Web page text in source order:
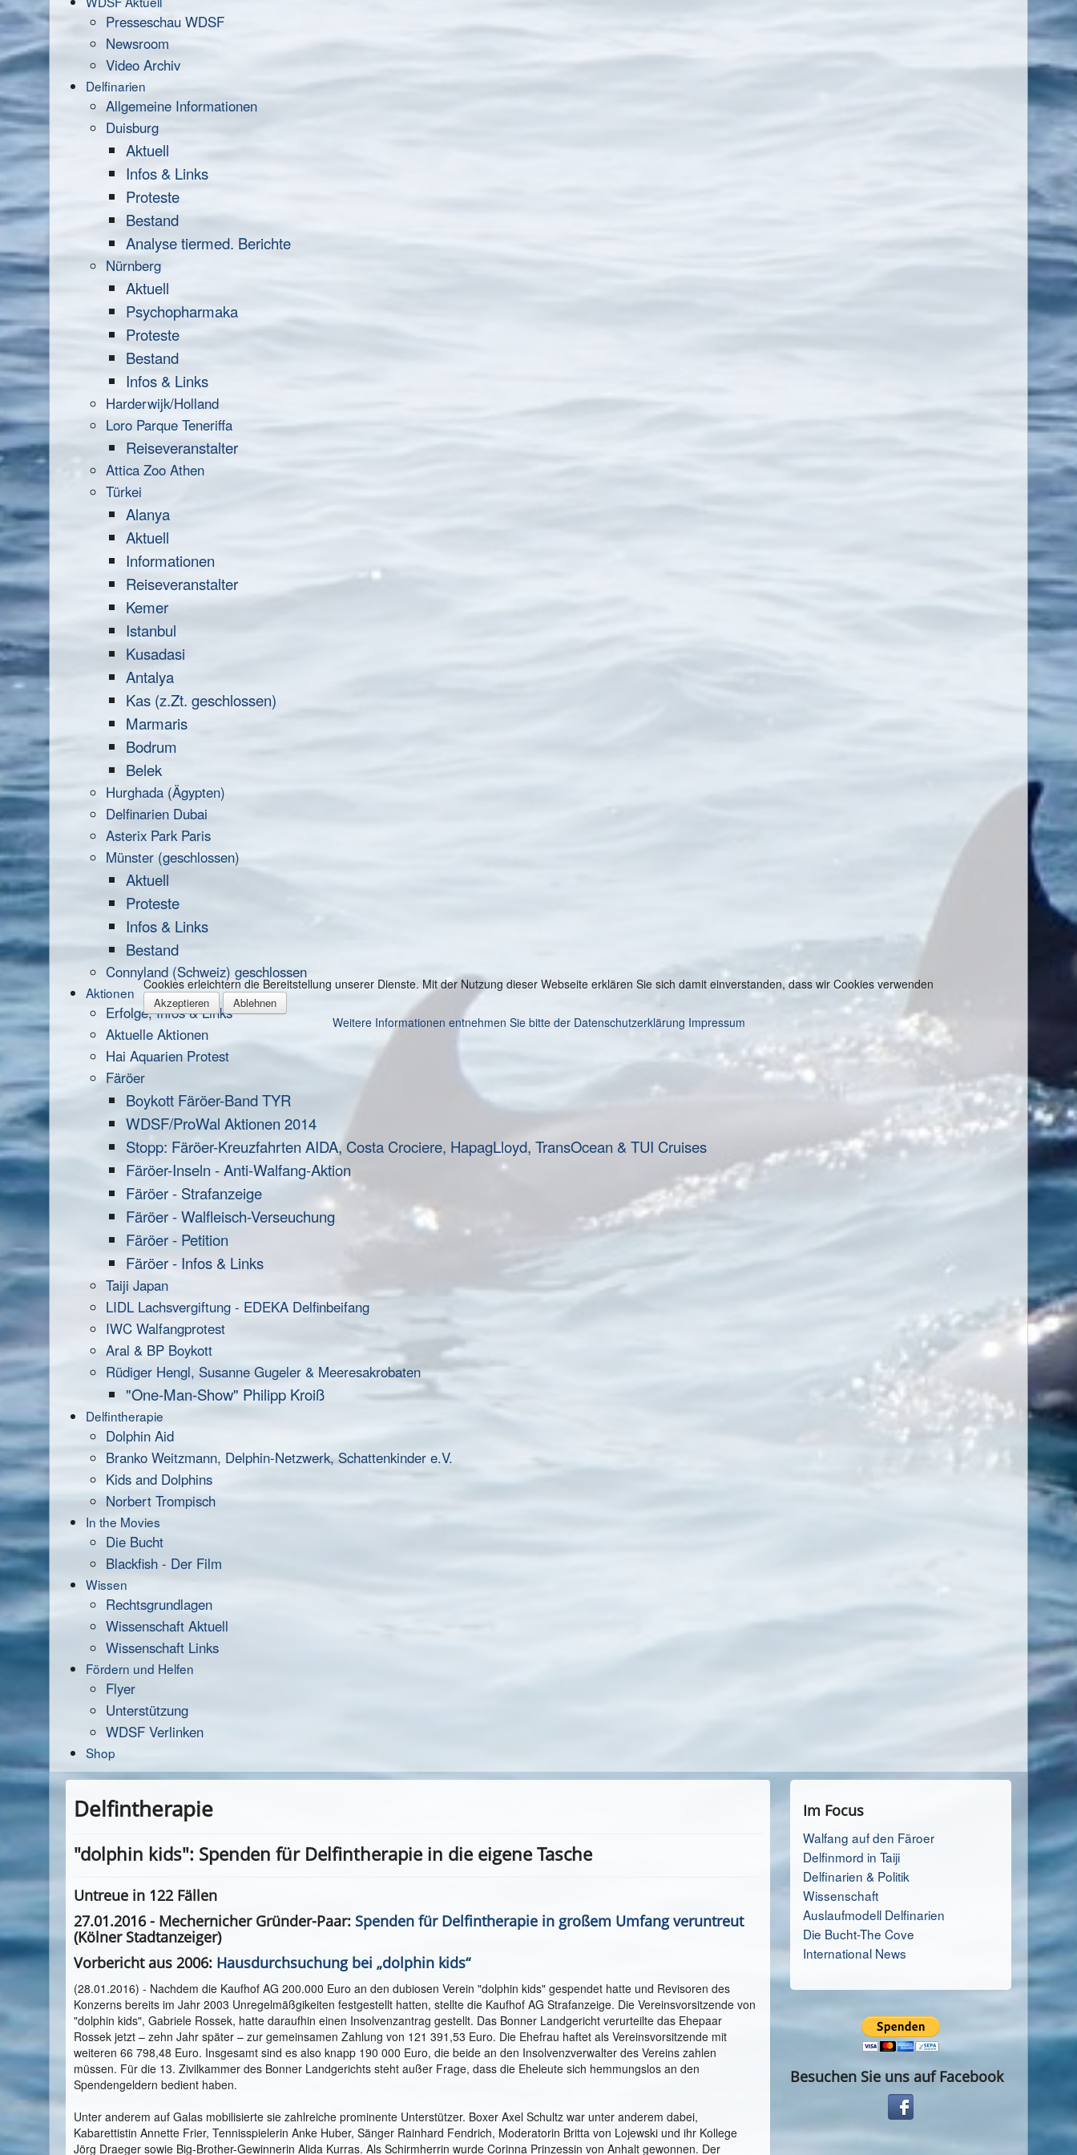
Presseschau WDSF
Newsroom
Video Archiv
Delfinarien
Allgemeine Informationen
Duisburg
Aktuell
Infos & Links
Proteste
Bestand
Analyse tiermed. Berichte
Nürnberg
Aktuell
Psychopharmaka
Proteste
Bestand
Infos & Links
Harderwijk/Holland
Loro Parque Teneriffa
Reiseveranstalter
Attica Zoo Athen
Türkei
Alanya
Aktuell
Informationen
Reiseveranstalter
Kemer
Istanbul
Kusadasi
Antalya
Kas (z.Zt. geschlossen)
Marmaris
Bodrum
Belek
Hurghada (Ägypten)
Delfinarien Dubai
Asterix Park Paris
Münster (geschlossen)
Aktuell
Proteste
Infos & Links
Bestand
Connyland (Schweiz) geschlossen
Aktionen
Erfolge, Infos & Links
Aktuelle Aktionen
Hai Aquarien Protest
Färöer
Boykott Färöer-Band TYR
WDSF/ProWal Aktionen 2014
Stopp: Färöer-Kreuzfahrten AIDA, Costa Crociere, HapagLloyd, TransOcean & TUI Cruises
Färöer-Inseln - Anti-Walfang-Aktion
Färöer - Strafanzeige
Färöer - Walfleisch-Verseuchung
Färöer - Petition
Färöer - Infos & Links
Taiji Japan
LIDL Lachsvergiftung - EDEKA Delfinbeifang
IWC Walfangprotest
Aral & BP Boykott
Rüdiger Hengl, Susanne Gugeler & Meeresakrobaten
"One-Man-Show" Philipp Kroiß
Delfintherapie
Dolphin Aid
Branko Weitzmann, Delphin-Netzwerk, Schattenkinder e.V.
Kids and Dolphins
Norbert Trompisch
In the Movies
Die Bucht
Blackfish - Der Film
Wissen
Rechtsgrundlagen
Wissenschaft Aktuell
Wissenschaft Links
Fördern und Helfen
Flyer
Unterstützung
WDSF Verlinken
Shop
Delfintherapie
"dolphin kids": Spenden für Delfintherapie in die eigene Tasche
Untreue in 122 Fällen
27.01.2016 - Mechernicher Gründer-Paar: Spenden für Delfintherapie in großem Umfang veruntreut
(Kölner Stadtanzeiger)
Vorbericht aus 2006: Hausdurchsuchung bei „dolphin kids“
(28.01.2016) - Nachdem die Kaufhof AG 200.000 Euro an den dubiosen Verein "dolphin kids" gespendet hatte und Revisoren des
Konzerns bereits im Jahr 2003 Unregelmäßgikeiten festgestellt hatten, stellte die Kaufhof AG Strafanzeige. Die Vereinsvorsitzende von
"dolphin kids", Gabriele Rossek, hatte daraufhin einen Insolvenzantrag gestellt. Das Bonner Landgericht verurteilte das Ehepaar
Rossek jetzt – zehn Jahr später – zur gemeinsamen Zahlung von 121 391,53 Euro. Die Ehefrau haftet als Vereinsvorsitzende mit
weiteren 66 798,48 Euro. Insgesamt sind es also knapp 190 000 Euro, die beide an den Insolvenzverwalter des Vereins zahlen
müssen. Für die 13. Zivilkammer des Bonner Landgerichts steht außer Frage, dass die Eheleute sich hemmungslos an den
Spendengeldern bedient haben.
Unter anderem auf Galas mobilisierte sie zahlreiche prominente Unterstützer. Boxer Axel Schultz war unter anderem dabei,
Kabarettistin Annette Frier, Tennisspielerin Anke Huber, Sänger Rainhard Fendrich, Moderatorin Britta von Lojewski und ihr Kollege
Jörg Draeger sowie Big-Brother-Gewinnerin Alida Kurras. Als Schirmherrin wurde Corinna Prinzessin von Anhalt gewonnen. Der
Im Focus
Walfang auf den Färoer
Delfinmord in Taiji
Delfinarien & Politik
Wissenschaft
Auslaufmodell Delfinarien
Die Bucht-The Cove
International News
Besuchen Sie uns auf Facebook
Cookies erleichtern die Bereitstellung unserer Dienste. Mit der Nutzung dieser Webseite erklären Sie sich damit einverstanden, dass wir Cookies verwenden
Akzeptieren Ablehnen
Weitere Informationen entnehmen Sie bitte der Datenschutzerklärung Impressum